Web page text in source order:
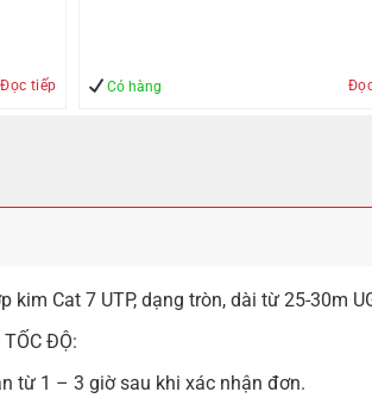
Đọc tiếp Có hàng
kim Cat 7 UTP, dạng tròn, dài từ 25-30m
TỐC ĐỘ:
từ 1 – 3 giờ sau khi xác nhận đơn.